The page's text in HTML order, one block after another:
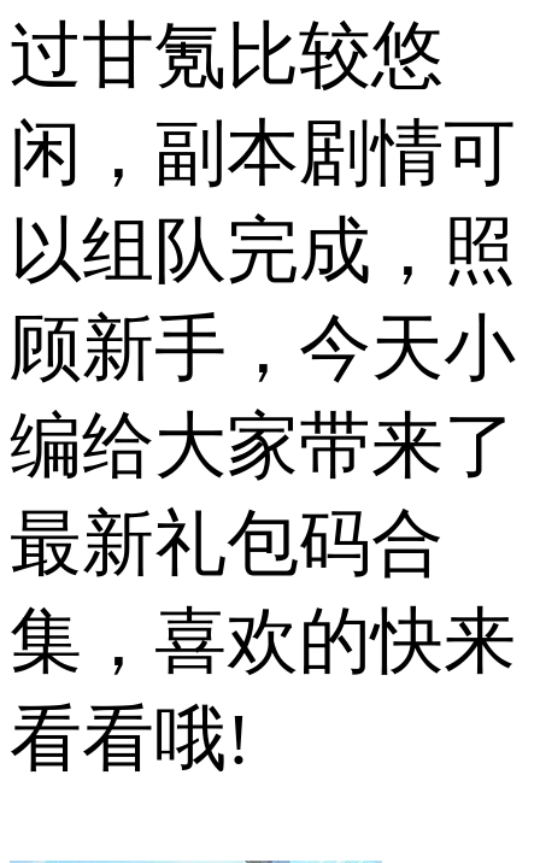
过甘氪比较悠
闲，副本剧情可
以组队完成，照
顾新手，今天小
编给大家带来了
最新礼包码合
集，喜欢的快来
看看哦!